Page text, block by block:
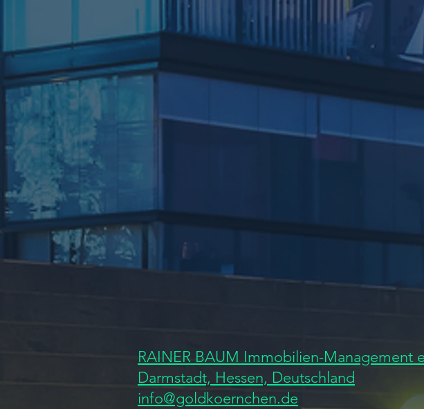
RAINER BAUM Immobilien-Management
Darmstadt, Hessen, Deutschland
info@goldkoernchen.de